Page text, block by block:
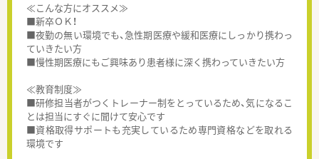
≪こんな方にオススメ≫
■新卒ＯＫ！
■夜勤の無い環境でも、急性期医療や緩和医療にしっかり携わっ
ていきたい方
■慢性期医療にもご興味あり患者様に深く携わっていきたい方
≪教育制度≫
■研修担当者がつくトレーナー制をとっているため、気になるこ
とは担当にすぐに聞けて安心です
■資格取得サポートも充実しているため専門資格などを取れる
環境です